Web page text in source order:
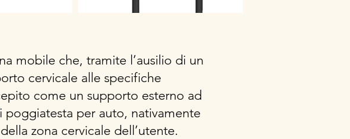
mobile che, tramite l’ausilio di un
cervicale alle specifiche
come un supporto esterno ad
per auto, nativamente
zona cervicale dell’utente.